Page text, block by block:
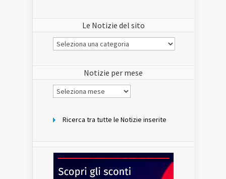
Le Notizie del sito
Le
Notizie
Notizie per mese
Notizie
per
Ricerca tra tutte le Notizie inserite